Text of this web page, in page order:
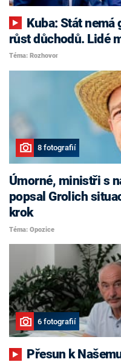
růst důchodů. Lidé
Téma: Rozhovor
8 fotografií
Úmorné, ministři s
popsal Grolich
krok
Téma: Opozice
6 fotografií